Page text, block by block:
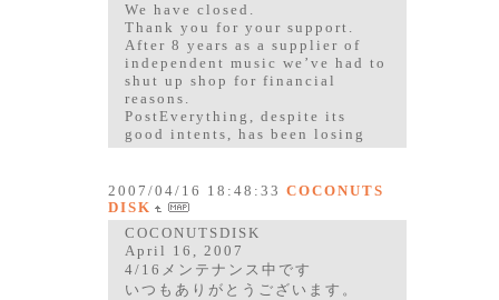
We have closed.
Thank you for your support.
After 8 years as a supplier of
independent music we’ve had to
shut up shop for financial
reasons.
PostEverything, despite its
good intents, has been losing
2007/04/16 18:48:33 COCONUTS
DISK
COCONUTSDISK
April 16, 2007
4/16メンテナンス中です
いつもありがとうございます。